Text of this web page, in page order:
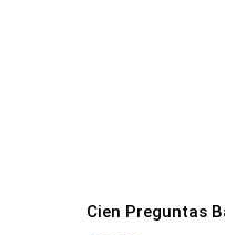
Cien Preguntas